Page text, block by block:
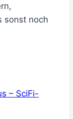
sonst noch